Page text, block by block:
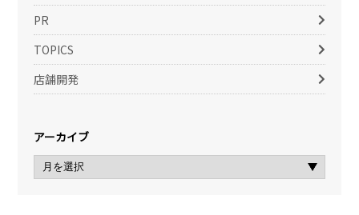
PR
TOPICS
店舗開発
アーカイブ